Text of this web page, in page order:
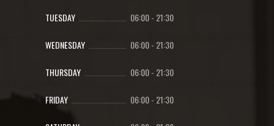
TUESDAY 06:00- 21:30
WEDNESDAY 06:00- 21:30
THURSDAY 06:00- 21:30
FRIDAY 06:00- 21:30